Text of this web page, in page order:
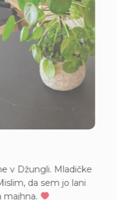
v Džungli. Mladičke
da sem jo lani
majhna.